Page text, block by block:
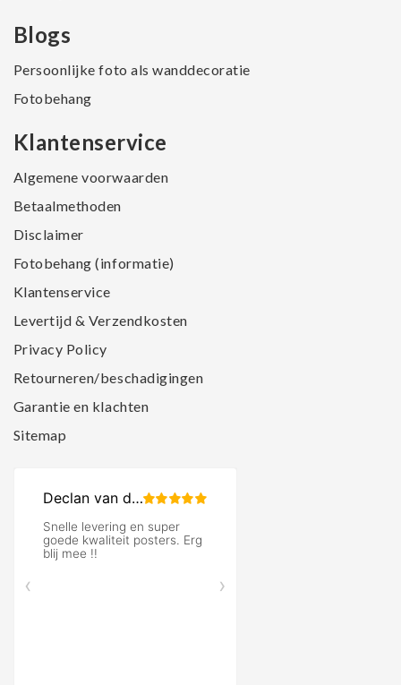
Blogs
Persoonlijke foto als wanddecoratie
Fotobehang
Klantenservice
Algemene voorwaarden
Betaalmethoden
Disclaimer
Fotobehang (informatie)
Klantenservice
Levertijd & Verzendkosten
Privacy Policy
Retourneren/beschadigingen
Garantie en klachten
Sitemap